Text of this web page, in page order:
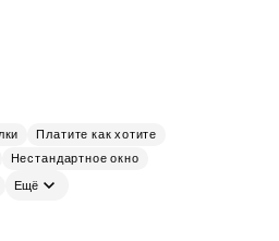
Платите как хотите
Нестандартное окно
Ещё